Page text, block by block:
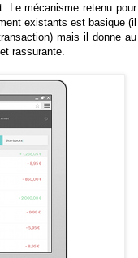
Le mécanisme retenu pour
existants est basique (il
mais il donne au
rassurante.